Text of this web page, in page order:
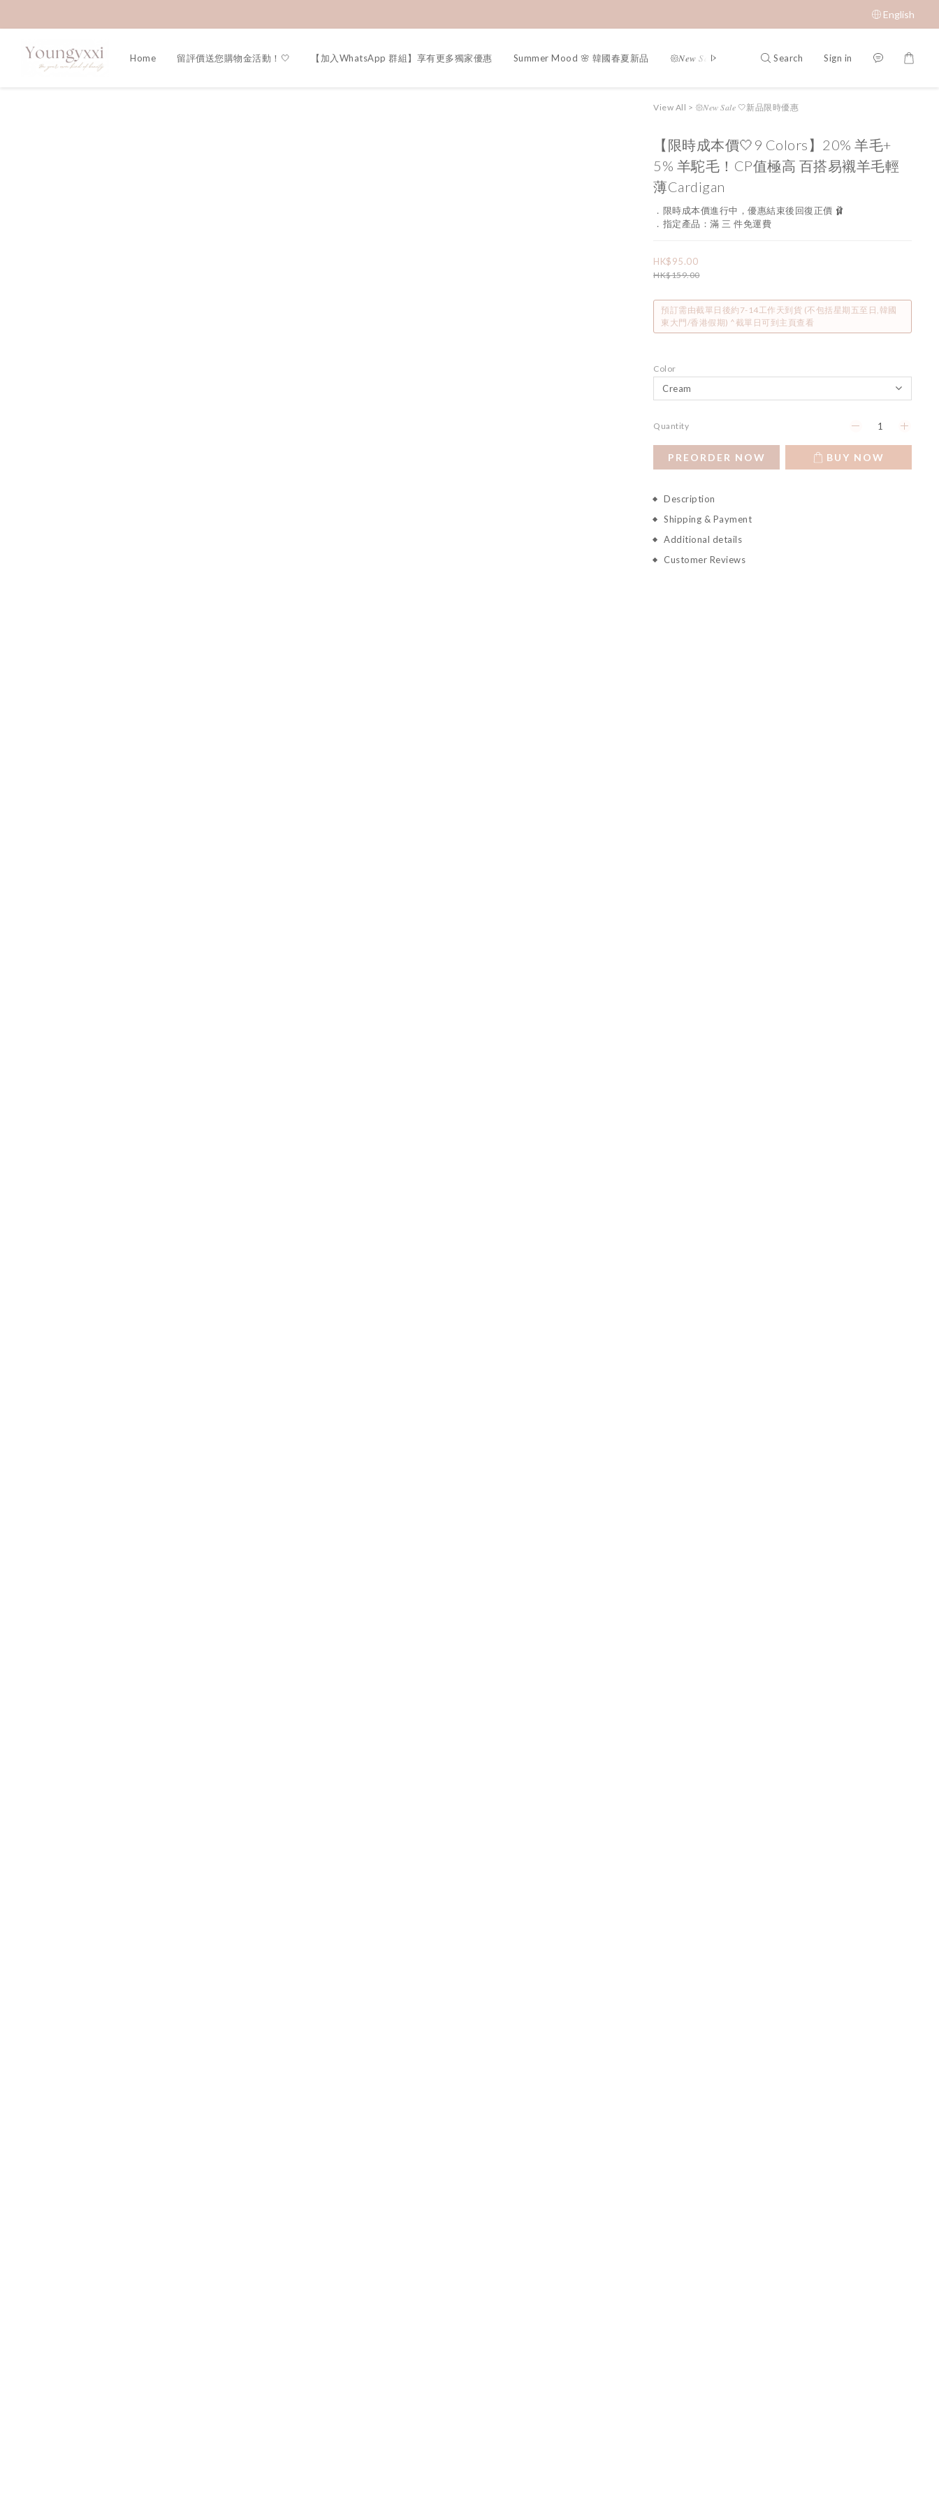
English
Home 留評價送您購物金活動！🤍 【加入WhatsApp 群組】享有更多獨家優惠 Summer Mood 🌸 韓國春夏新品 𑁍𝑁𝑒𝑤 𝑆𝑎𝑙𝑒 🤍新品限時優惠 限時成本價優惠 低至 $65
Search Sign in
View All > 𑁍𝑁𝑒𝑤 𝑆𝑎𝑙𝑒 🤍新品限時優惠
【限時成本價🤍9 Colors】20% 羊毛+
5% 羊駝毛！CP值極高 百搭易襯羊毛輕
薄Cardigan
．限時成本價進行中，優惠結束後回復正價 🩰
．指定產品：滿 三 件免運費
HK$95.00
HK$159.00
預訂需由截單日後約7-14工作天到貨 (不包括星期五至日,韓國
東大門/香港假期) ^截單日可到主頁查看
Color
Quantity
PREORDER NOW BUY NOW
Description
Shipping & Payment
Additional details
Customer Reviews